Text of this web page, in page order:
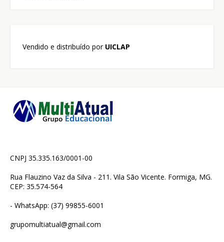
Vendido e distribuído por UICLAP
CNPJ 35.335.163/0001-00
Rua Flauzino Vaz da Silva - 211. Vila São Vicente. Formiga, MG.
CEP: 35.574-564
- WhatsApp: (37) 99855-6001
grupomultiatual@gmail.com